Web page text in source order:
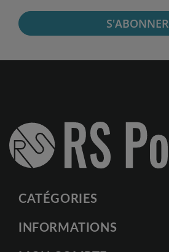
S'ABONNER
CATÉGORIES
INFORMATIONS